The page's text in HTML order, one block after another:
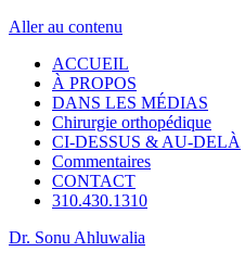
Aller au contenu
ACCUEIL
À PROPOS
DANS LES MÉDIAS
Chirurgie orthopédique
CI-DESSUS & AU-DELÀ
Commentaires
CONTACT
310.430.1310
Dr. Sonu Ahluwalia